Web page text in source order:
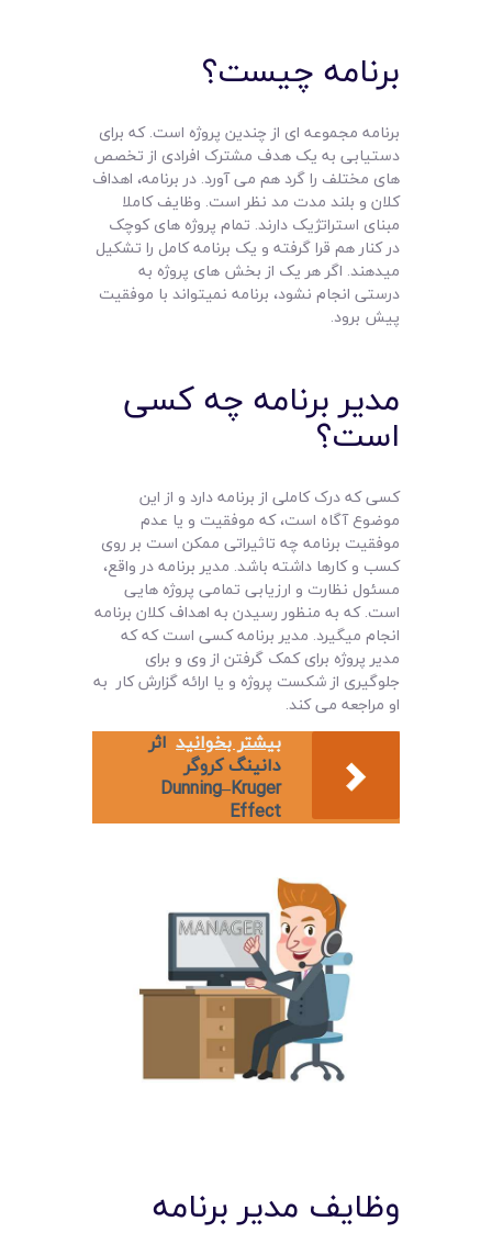
برنامه چیست؟
برنامه مجموعه ای از چندین پروژه است. که برای
دستیابی به یک هدف مشترک افرادی از تخصص
های مختلف را گرد هم می آورد. در برنامه، اهداف
کلان و بلند مدت مد نظر است. وظایف کاملا
مبنای استراتژیک دارند. تمام پروژه های کوچک
در کنار هم قرا گرفته و یک برنامه کامل را تشکیل
میدهند. اگر هر یک از بخش های پروژه به
درستی انجام نشود، برنامه نمیتواند با موفقیت
پیش برود.
مدیر برنامه چه کسی
است؟
کسی که درک کاملی از برنامه دارد و از این
موضوع آگاه است، که موفقیت و یا عدم
موفقیت برنامه چه تاثیراتی ممکن است بر روی
کسب و کارها داشته باشد. مدیر برنامه در واقع،
مسئول نظارت و ارزیابی تمامی پروژه هایی
است. که به منظور رسیدن به اهداف کلان برنامه
انجام میگیرد. مدیر برنامه کسی است که که
مدیر پروژه برای کمک گرفتن از وی و برای
جلوگیری از شکست پروژه و یا ارائه گزارش کار به
او مراجعه می کند.
بیشتر بخوانید اثر
دانينگ کروگر
Dunning–Kruger
Effect
وظایف مدیر برنامه